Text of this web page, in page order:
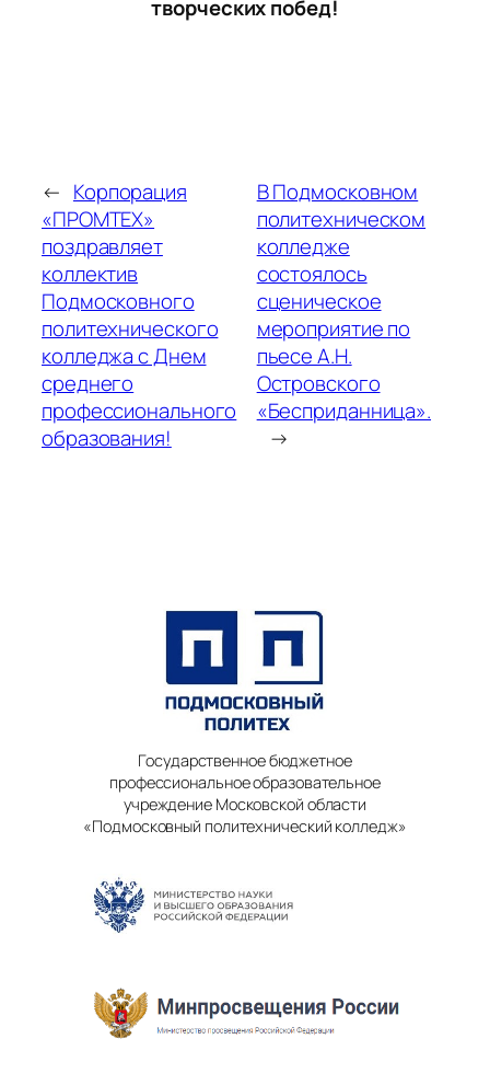
творческих побед!
← Корпорация
«ПРОМТЕХ»
поздравляет
коллектив
Подмосковного
политехнического
колледжа с Днем
среднего
профессионального
образования!
В Подмосковном
политехническом
колледже
состоялось
сценическое
мероприятие по
пьесе А.Н.
Островского
«Бесприданница».
→
Государственное бюджетное
профессиональное образовательное
учреждение Московской области
«Подмосковный политехнический колледж»